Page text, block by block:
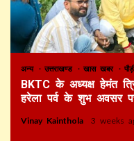
अन्य उत्तराखण्ड खास खबर
BKTC के अध्यक्ष हेमंत
हरेला पर्व के शुभ अवसर पर
Vinay Kainthola 3 weeks